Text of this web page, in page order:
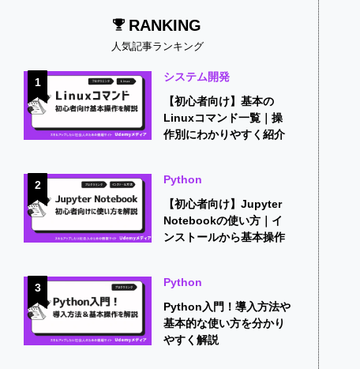
RANKING
人気記事ランキング
1
システム開発
【初心者向け】基本の
Linuxコマンド一覧｜操
作別にわかりやすく紹介
2
Python
【初心者向け】Jupyter
Notebookの使い方｜イ
ンストールから基本操作
3
Python
Python入門！導入方法や
基本的な使い方を分かり
やすく解説